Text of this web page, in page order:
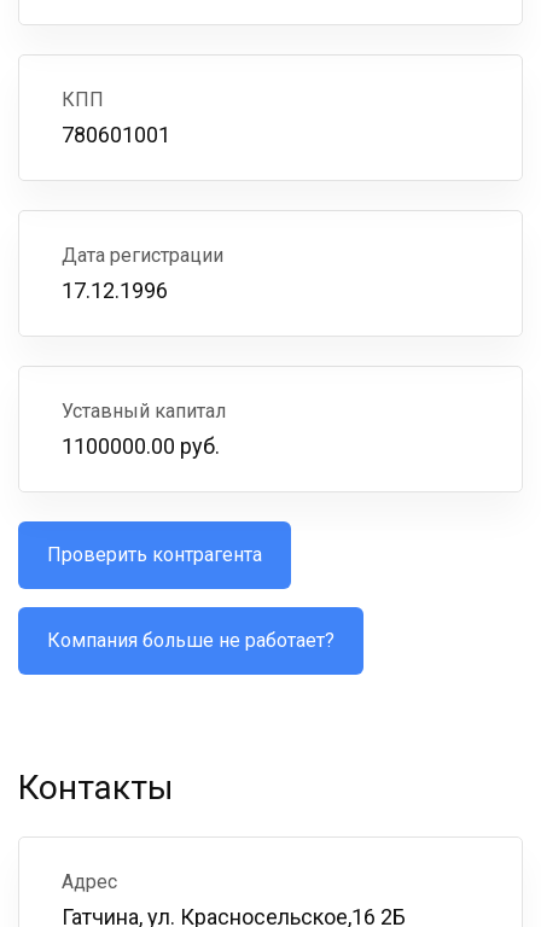
КПП
780601001
Дата регистрации
17.12.1996
Уставный капитал
1100000.00 руб.
Проверить контрагента
Компания больше не работает?
Контакты
Адрес
Гатчина, ул. Красносельское,16 2Б